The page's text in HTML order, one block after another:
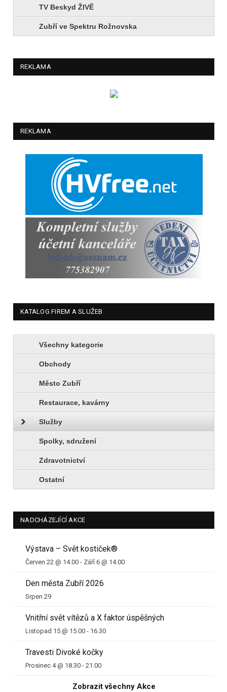
TV Beskyd ŽIVĚ
Zubří ve Spektru Rožnovska
REKLAMA
REKLAMA
KATALOG FIREM A SLUŽEB
Všechny kategorie
Obchody
Město Zubří
Restaurace, kavárny
Služby
Spolky, sdružení
Zdravotnictví
Ostatní
NADCHÁZEJÍCÍ AKCE
Výstava – Svět kostiček®
Červen 22 @ 14.00 - Září 6 @ 14.00
Den města Zubří 2026
Srpen 29
Vnitřní svět vítězů a X faktor úspěšných
Listopad 15 @ 15.00 - 16.30
Travesti Divoké kočky
Prosinec 4 @ 18.30 - 21.00
Zobrazit všechny Akce